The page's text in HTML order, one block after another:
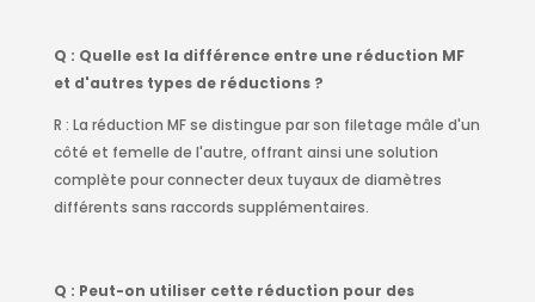
Q : Quelle est la différence entre une réduction MF
et d'autres types de réductions ?
R : La réduction MF se distingue par son filetage mâle d'un
côté et femelle de l'autre, offrant ainsi une solution
complète pour connecter deux tuyaux de diamètres
différents sans raccords supplémentaires.
Q : Peut-on utiliser cette réduction pour des